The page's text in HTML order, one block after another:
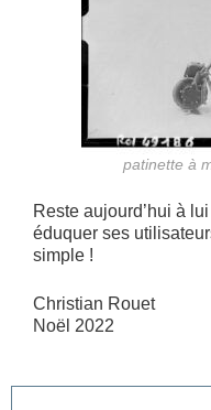
patinette à
Reste aujourd’hui à
éduquer ses
simple !
Christian Rouet
Noël 2022